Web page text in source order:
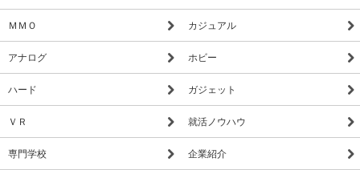
ＭＭＯ カジュアル
アナログ ホビー
ハード ガジェット
ＶＲ 就活ノウハウ
専門学校 企業紹介